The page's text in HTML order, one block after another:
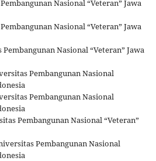
Nasional “Veteran” Jawa
Nasional “Veteran” Jawa
Nasional “Veteran” Jawa
Pembangunan Nasional
Pembangunan Nasional
Pembangunan Nasional “Veteran”
Pembangunan Nasional